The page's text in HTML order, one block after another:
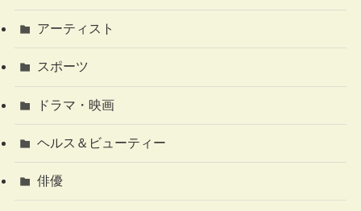
アーティスト
スポーツ
ドラマ・映画
ヘルス＆ビューティー
俳優